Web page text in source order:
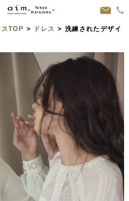
Tokyo
Harajuku
スTOP > ドレス > 洗練されたデザイ